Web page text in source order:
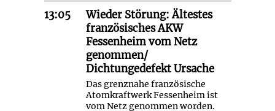
13:05
Wieder Störung: Ältestes
französisches AKW
Fessenheim vom Netz
genommen/
Dichtungedefekt Ursache
Das grenznahe französische
Atomkraftwerk Fessenheim ist
vom Netz genommen worden.